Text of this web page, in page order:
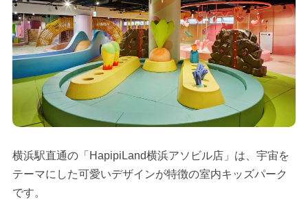
横浜駅直通の「HapipiLand横浜アソビル店」は、宇宙を
テーマにした可愛いデザインが特徴の室内キッズパーク
です。